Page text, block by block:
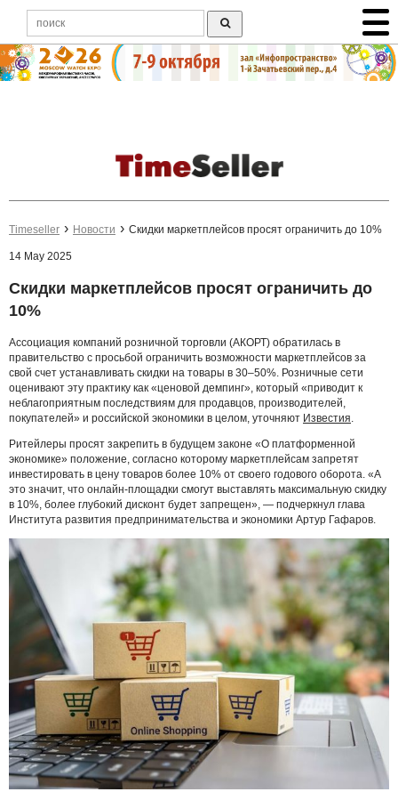
Timeseller Новости Скидки маркетплейсов просят ограничить до 10%
14 May 2025
Скидки маркетплейсов просят ограничить до
10%
Ассоциация компаний розничной торговли (АКОРТ) обратилась в
правительство с просьбой ограничить возможности маркетплейсов за
свой счет устанавливать скидки на товары в 30–50%. Розничные сети
оценивают эту практику как «ценовой демпинг», который «приводит к
неблагоприятным последствиям для продавцов, производителей,
покупателей» и российской экономики в целом, уточняют Известия.
Ритейлеры просят закрепить в будущем законе «О платформенной
экономике» положение, согласно которому маркетплейсам запретят
инвестировать в цену товаров более 10% от своего годового оборота. «А
это значит, что онлайн-площадки смогут выставлять максимальную скидку
в 10%, более глубокий дисконт будет запрещен», — подчеркнул глава
Института развития предпринимательства и экономики Артур Гафаров.